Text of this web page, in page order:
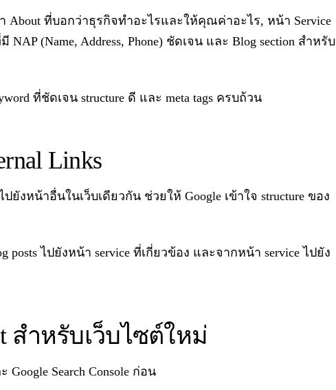
About ที่บอกว่าธุรกิจทำอะไรและให้คุณค่าอะไร, หน้า Service
(Name, Address, Phone) ชัดเจน และ Blog section สำหรับ
ที่ชัดเจน structure ดี และ meta tags ครบถ้วน
Links
ยังหน้าอื่นในเว็บเดียวกัน ช่วยให้ Google เข้าใจ structure ของ
posts ไปยังหน้า service ที่เกี่ยวข้อง และจากหน้า service ไปยัง
สำหรับเว็บไซต์ใหม่
Google Search Console ก่อน